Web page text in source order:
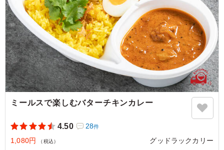
5.0 山本
あさりの濃厚な出汁がルーの深みと見事に融合しており、
一口ごとに旨味が広がる贅沢な味わいでした。具材のあさ
りもたっぷり入っていて、魚介の風味を存分に堪能できま
す。スパイスの華やかさと磯の香りが絶妙で、冷めても味
がぼやけず、最後まで飽きずに完食できる美味しさでし
た。魚介好きにはたまらない満足度の高いカレーです。
ご利用シーン： ロケ・撮影›収録
ミールスで楽しむバターチキンカレー
4.50 28件
1,080円 （税込） グッドラックカリー